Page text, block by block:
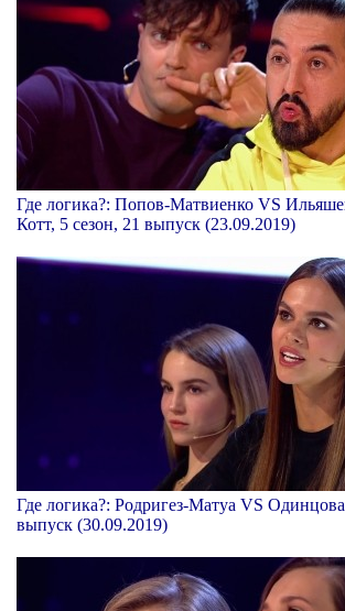
Где логика?: Попов-Матвиенко VS
Котт, 5 сезон, 21 выпуск (23.09.2019)
Где логика?: Родригез-Матуа VS
выпуск (30.09.2019)